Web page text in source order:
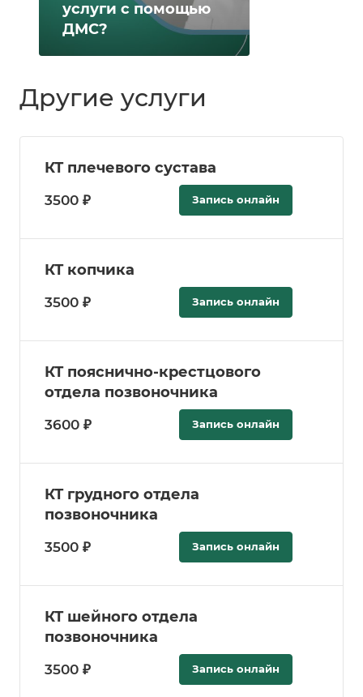
услуги с помощью
ДМС?
Другие услуги
КТ плечевого сустава
3500 ₽ Запись онлайн
КТ копчика
3500 ₽ Запись онлайн
КТ пояснично-крестцового
отдела позвоночника
3600 ₽ Запись онлайн
КТ грудного отдела
позвоночника
3500 ₽ Запись онлайн
КТ шейного отдела
позвоночника
3500 ₽ Запись онлайн